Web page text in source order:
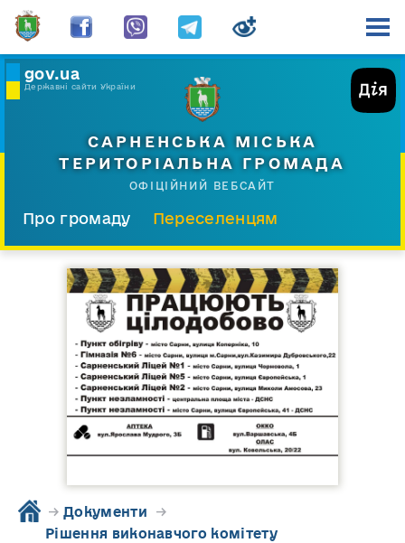
gov.ua
Державні сайти України
САРНЕНСЬКА МІСЬКА
ТЕРИТОРІАЛЬНА ГРОМАДА
ОФІЦІЙНИЙ ВЕБСАЙТ
Про громаду
Переселенцям
Прес-центр
→ Документи →
Рішення виконавчого комітету